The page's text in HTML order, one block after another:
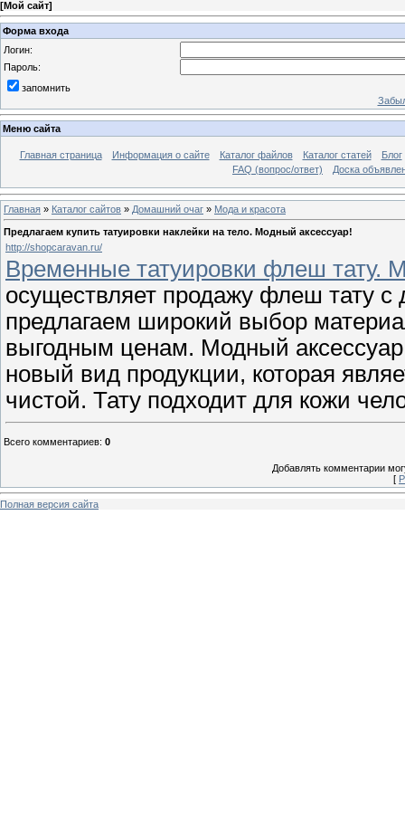
[Мой сайт]
Форма входа
Логин:
Пароль:
запомнить
Меню сайта
Главная страница Информация о сайте Каталог файлов Каталог статей
Блог
FAQ (вопрос/ответ)
Доска
Главная » Каталог сайтов » Домашний очаг » Мода и красота
Предлагаем купить татуировки наклейки на тело. Модный аксессуар!
http://shopcaravan.ru/
Временные татуировки флеш тату.
осуществляет продажу флеш тату
предлагаем широкий выбор
выгодным ценам. Модный
новый вид продукции, которая
чистой. Тату подходит для кожи
Всего комментариев: 0
Добавлять комментарии
[
Полная версия сайта